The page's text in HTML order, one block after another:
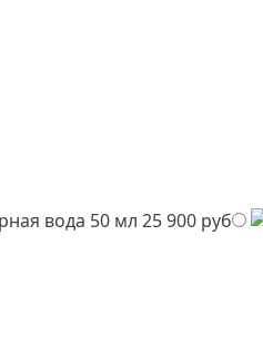
вода 50 мл 25 900 руб